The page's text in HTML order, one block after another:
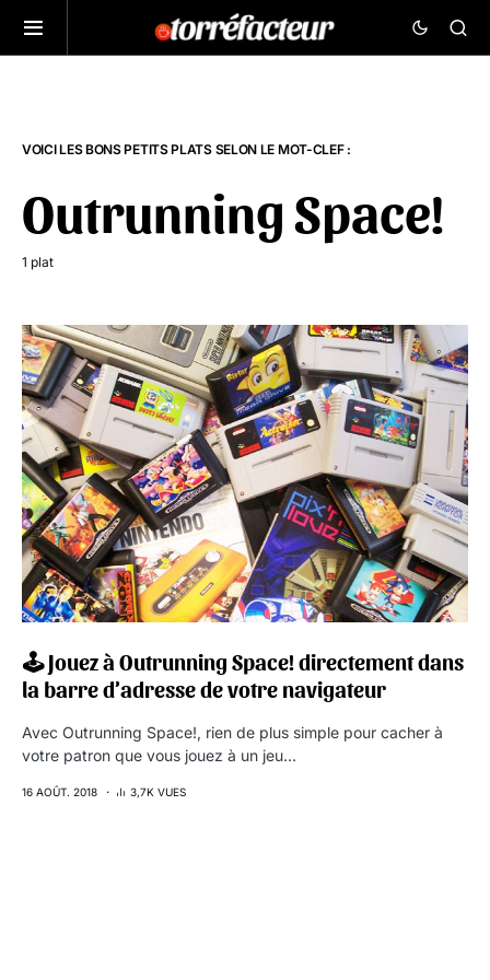
VOICI LES BONS PETITS PLATS SELON LE MOT-CLEF :
Outrunning Space!
1 plat
🕹️ Jouez à Outrunning Space! directement dans
la barre d’adresse de votre navigateur
Avec Outrunning Space!, rien de plus simple pour cacher à
votre patron que vous jouez à un jeu…
16 AOÛT. 2018 3,7K VUES